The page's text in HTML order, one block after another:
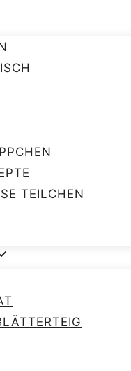
TEILCHEN